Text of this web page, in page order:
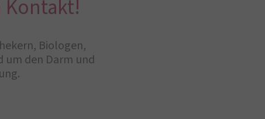
Kontakt!
Biologen,
den Darm und